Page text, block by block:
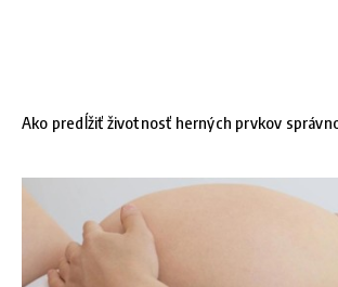
Ako predĺžiť životnosť herných prvkov